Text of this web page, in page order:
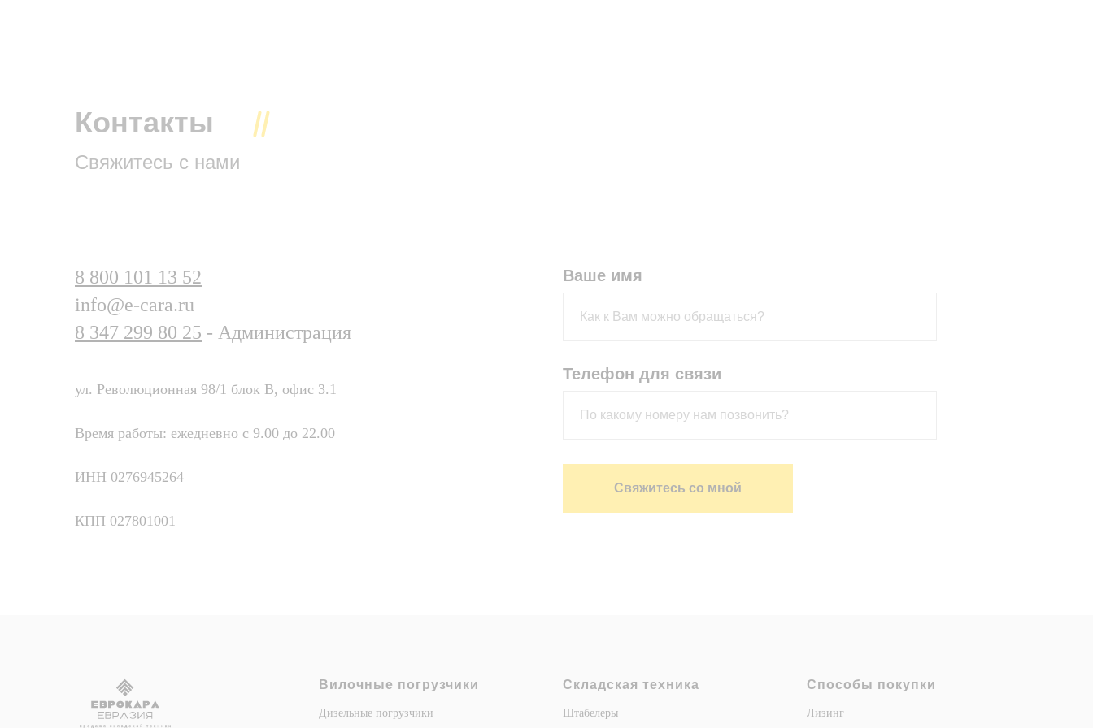
Контакты
Свяжитесь с нами
8 800 101 13 52
info@e-cara.ru
8 347 299 80 25 - Администрация
ул. Революционная 98/1 блок В, офис 3.1
Время работы: ежедневно с 9.00 до 22.00
ИНН 0276945264
КПП 027801001
Ваше имя
Телефон для связи
Свяжитесь со мной
Вилочные погрузчики
Дизельные погрузчики
Складская техника
Штабелеры
Способы покупки
Лизинг